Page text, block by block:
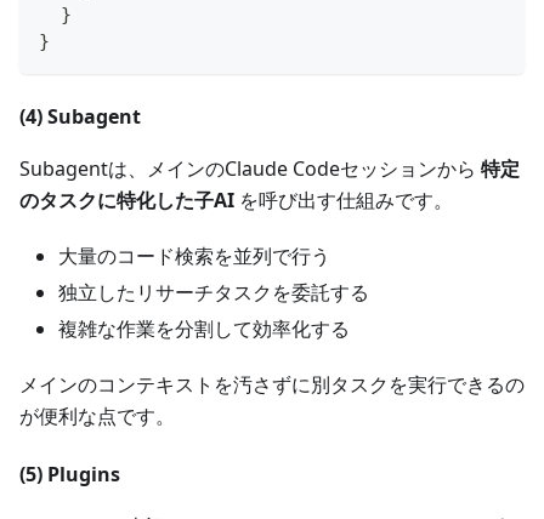
}
}
(4) Subagent
Subagentは、メインのClaude Codeセッションから 特定
のタスクに特化した子AI を呼び出す仕組みです。
大量のコード検索を並列で行う
独立したリサーチタスクを委託する
複雑な作業を分割して効率化する
メインのコンテキストを汚さずに別タスクを実行できるの
が便利な点です。
(5) Plugins